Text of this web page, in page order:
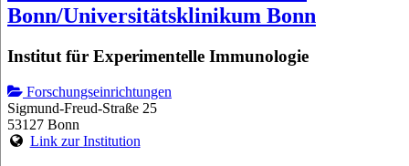
Bonn/Universitätsklinikum Bonn
Institut für Experimentelle Immunologie
Forschungseinrichtungen
Sigmund-Freud-Straße 25
53127 Bonn
Link zur Institution